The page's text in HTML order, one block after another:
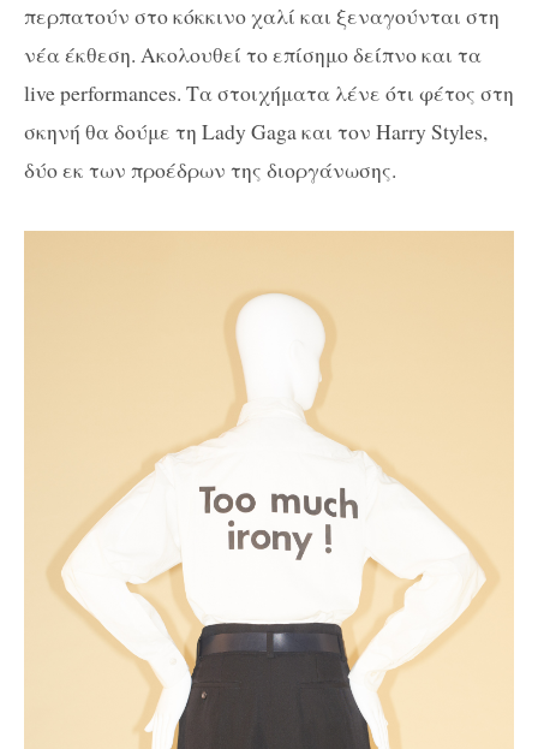
περπατούν στο κόκκινο χαλί και ξεναγούνται στη
νέα έκθεση. Ακολουθεί το επίσημο δείπνο και τα
live performances. Τα στοιχήματα λένε ότι φέτος στη
σκηνή θα δούμε τη Lady Gaga και τον Harry Styles,
δύο εκ των προέδρων της διοργάνωσης.